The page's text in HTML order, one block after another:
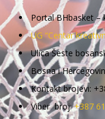
Portal BHbasket –
UG “Centar
Ulica Šeste
Bosna i
Kontakt brojevi:
Viber broj:+387